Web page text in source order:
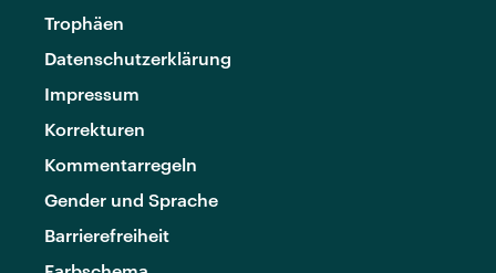
Trophäen
Datenschutzerklärung
Impressum
Korrekturen
Kommentarregeln
Gender und Sprache
Barrierefreiheit